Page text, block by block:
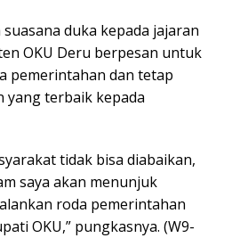
duka kepada jajaran
OKU Deru berpesan untuk
pemerintahan dan tetap
yang terbaik kepada
tidak bisa diabaikan,
saya akan menunjuk
roda pemerintahan
OKU,” pungkasnya. (W9-